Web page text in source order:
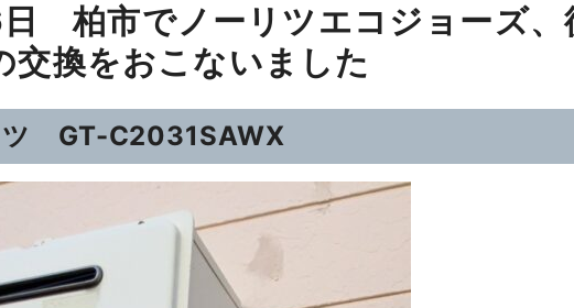
柏市でノーリツエコジョーズ、
交換をおこないました
GT-C2031SAWX